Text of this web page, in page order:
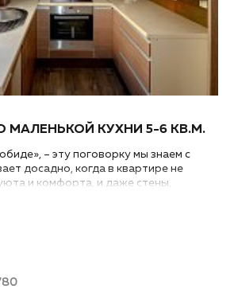
МАЛЕНЬКОЙ КУХНИ 5-6 КВ.М.
– эту поговорку мы знаем с
досадно, когда в квартире не
и комфорта, и даже стены,